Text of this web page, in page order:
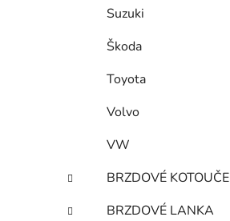
Suzuki
Škoda
Toyota
Volvo
VW
BRZDOVÉ KOTOUČE
BRZDOVÉ LANKA